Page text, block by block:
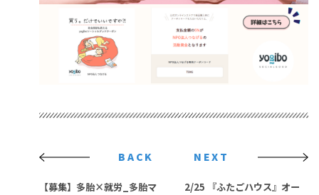
BACK
【募集】多胎×就労_多胎マ
NEXT
2/25 『ふたごハウス』オー